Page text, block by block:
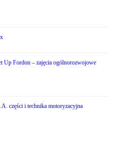
Up Fordon – zajęcia ogólnorozwojowe
części i technika motoryzacyjna